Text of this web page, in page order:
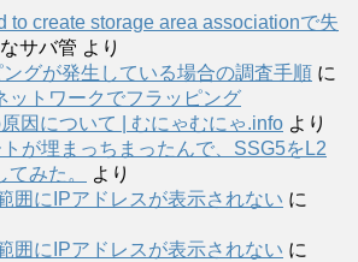
to create storage area associationで失
サバ管 より
グが発生している場合の調査手順 に
ットワークでフラッピング
因について | むにゃむにゃ.info より
が埋まっちまったんで、SSG5をL2
みた。
より
囲にIPアドレスが表示されない に
囲にIPアドレスが表示されない に